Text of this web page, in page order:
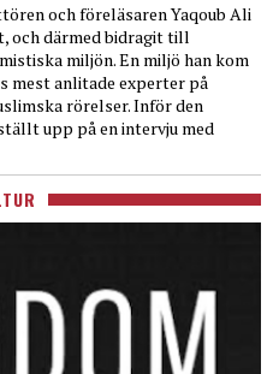
och föreläsaren Yaqoub Ali
och därmed bidragit till
miljön. En miljö han kom
mest anlitade experter på
rörelser. Inför den
upp på en intervju med